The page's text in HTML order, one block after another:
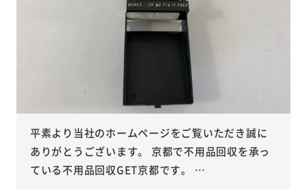
平素より当社のホームページをご覧いただき誠に
ありがとうございます。 京都で不用品回収を承っ
ている不用品回収GET京都です。 …